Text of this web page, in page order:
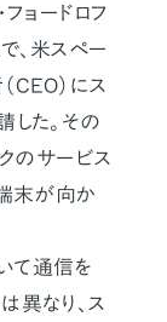
ョードロフ
、米スペー
CEO）にス
した。その
のサービス
末が向か
て通信を
異なり、ス